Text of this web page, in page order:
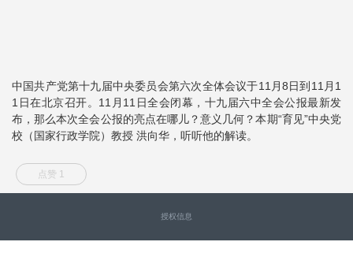
中国共产党第十九届中央委员会第六次全体会议于11月8日到11月1
1日在北京召开。11月11日全会闭幕，十九届六中全会公报最新发
布，那么本次全会公报的亮点在哪儿？意义几何？本期“育见”中央党
校（国家行政学院）教授 洪向华，听听他的解读。
点赞 1
授权信息